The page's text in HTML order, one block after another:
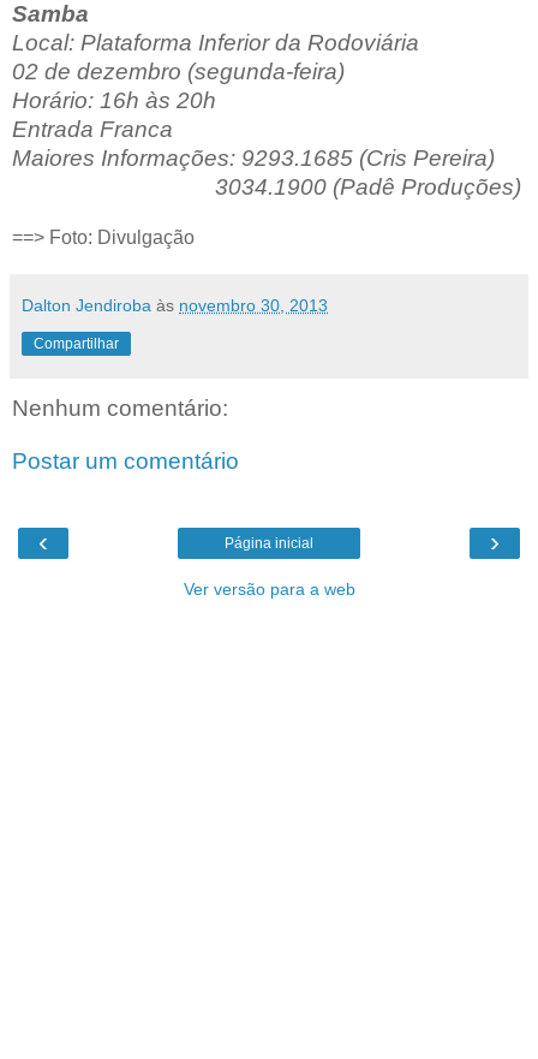
Samba
Local: Plataforma Inferior da Rodoviária
02 de dezembro (segunda-feira)
Horário: 16h às 20h
Entrada Franca
Maiores Informações: 9293.1685 (Cris Pereira)
3034.1900 (Padê Produções)
==> Foto: Divulgação
Dalton Jendiroba às novembro 30, 2013
Compartilhar
Nenhum comentário:
Postar um comentário
‹ ›
Página inicial
Ver versão para a web